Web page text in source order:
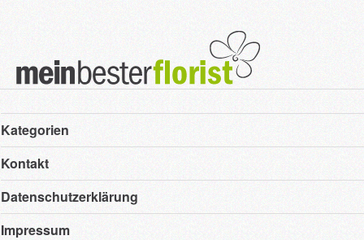
Hauptmenü
Zum
primären
Inhalt
springen
Zum
sekundären
Inhalt
springen
Kategorien
Kontakt
Datenschutzerklärung
Impressum